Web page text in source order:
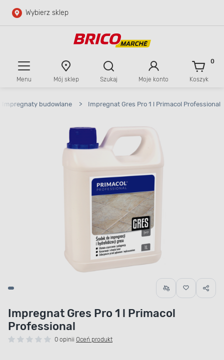
Przejdź do głównej zawartości
Wybierz sklep
Menu Mój sklep Szukaj Moje konto Koszyk
0
Impregnaty budowlane > Impregnat Gres Pro 1 l Primacol Professional
Impregnat Gres Pro 1 l Primacol
Professional
0 opinii Oceń produkt